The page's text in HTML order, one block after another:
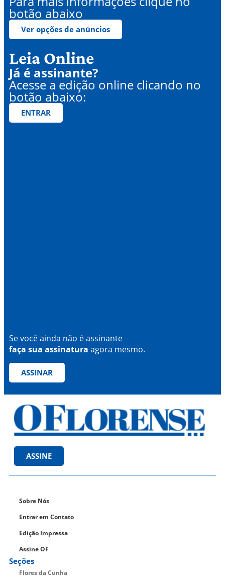
botão abaixo
Ver opções de anúncios
Leia Online
Já é assinante?
Acesse a edição online clicando no
botão abaixo:
ENTRAR
Se você ainda não é assinante
faça sua assinatura agora mesmo.
ASSINAR
ASSINE
Sobre Nós
Entrar em Contato
Edição Impressa
Assine OF
Seções
Flores da Cunha